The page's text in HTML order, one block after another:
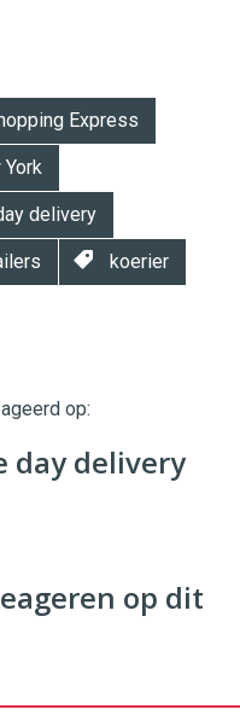
Express
York
delivery
koerier
op:
day delivery
op dit